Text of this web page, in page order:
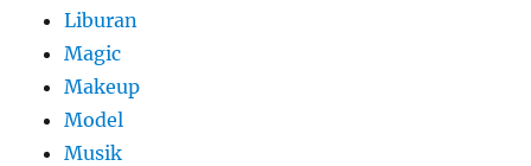
Liburan
Magic
Makeup
Model
Musik